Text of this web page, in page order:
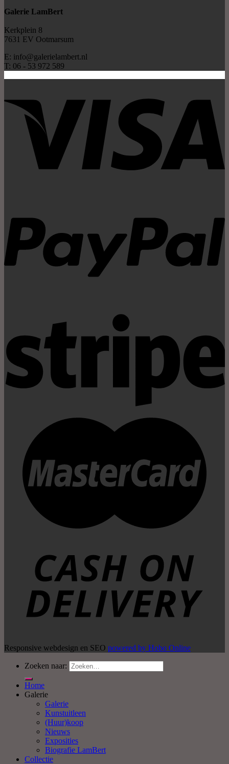
Galerie LamBert
Kerkplein 8
7631 EV Ootmarsum
E: info@galerielambert.nl
T: 06 - 53 972 589
Responsive webdesign en SEO powered by Hobo Online
Zoeken naar:
Home
Galerie
Galerie
Kunstuitleen
(Huur)koop
Nieuws
Exposities
Biografie LamBert
Collectie